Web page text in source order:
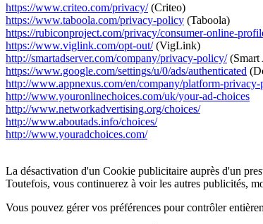
https://www.criteo.com/privacy/(Criteo)
https://www.taboola.com/privacy-policy (Taboola)
https://rubiconproject.com/privacy/consumer-online-
https://www.viglink.com/opt-out/(VigLink)
http://smartadserver.com/company/privacy-policy/(Smart
https://www.google.com/settings/u/0/ads/authenticated
http://www.appnexus.com/en/company/platform-
http://www.youronlinechoices.com/uk/your-ad-choices
http://www.networkadvertising.org/choices/
http://www.aboutads.info/choices/
http://www.youradchoices.com/
La désactivation d'un Cookie publicitaire auprès d'un
Toutefois, vous continuerez à voir les autres publicités,
Vous pouvez gérer vos préférences pour contrôler